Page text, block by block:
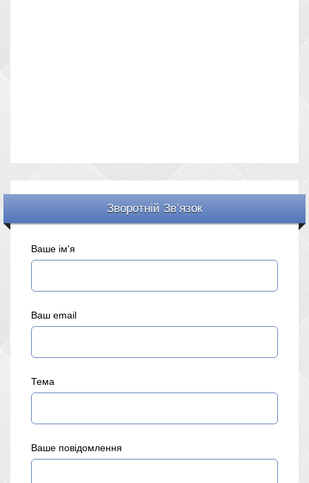
Зворотній Зв’язок
Ваше ім'я
Ваш email
Тема
Ваше повідомлення